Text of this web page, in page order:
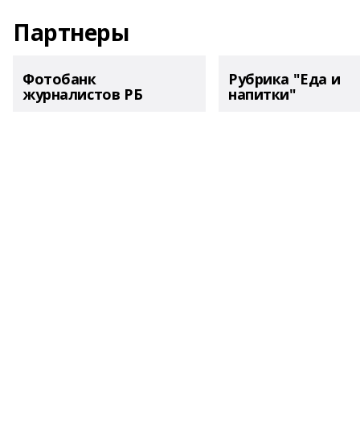
Партнеры
Фотобанк
журналистов РБ
Рубрика "Еда и
напитки"